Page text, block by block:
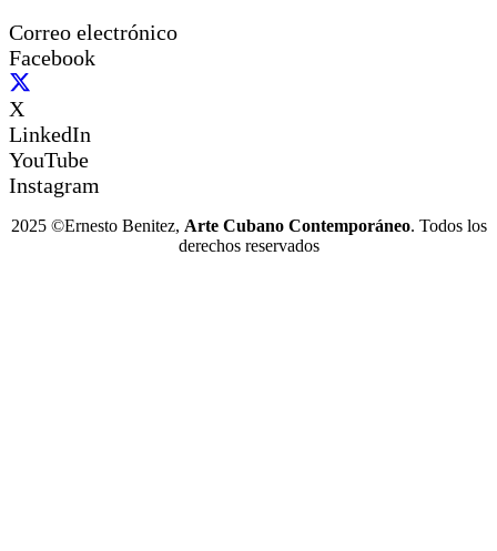
Correo electrónico
Facebook
X
LinkedIn
YouTube
Instagram
2025 ©Ernesto Benitez, Arte Cubano Contemporáneo. Todos los
derechos reservados